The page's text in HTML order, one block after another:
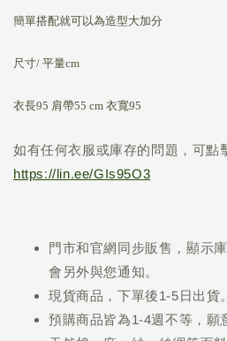
簡單搭配就可以為造型大加分
尺寸/ 平量cm
衣長95 肩帶55 cm 衣寬95
如有任何衣服或庫存的問題，可點
https://lin.ee/GIs95O3
門市和官網同步販售，顯示
會另外與您通知。
現貨商品，下單後1-5日出貨。
預購商品皆為1-4週不等，願